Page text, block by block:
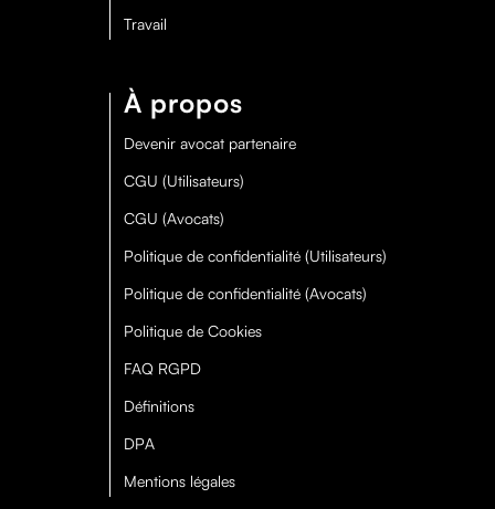
Travail
À propos
Devenir avocat partenaire
CGU (Utilisateurs)
CGU (Avocats)
Politique de confidentialité (Utilisateurs)
Politique de confidentialité (Avocats)
Politique de Cookies
FAQ RGPD
Définitions
DPA
Mentions légales